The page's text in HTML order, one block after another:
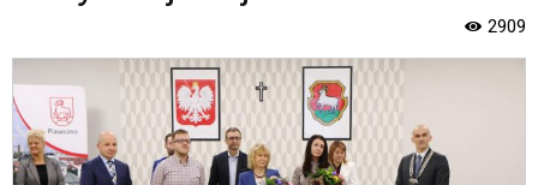
menu
skiplinks
pozwalające
szybko
2909